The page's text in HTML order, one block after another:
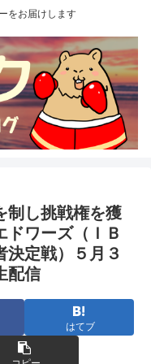
をお届けします
制し挑戦権を獲
ワーズ（ＩＢ
決定戦）５月３
配信
はてブ